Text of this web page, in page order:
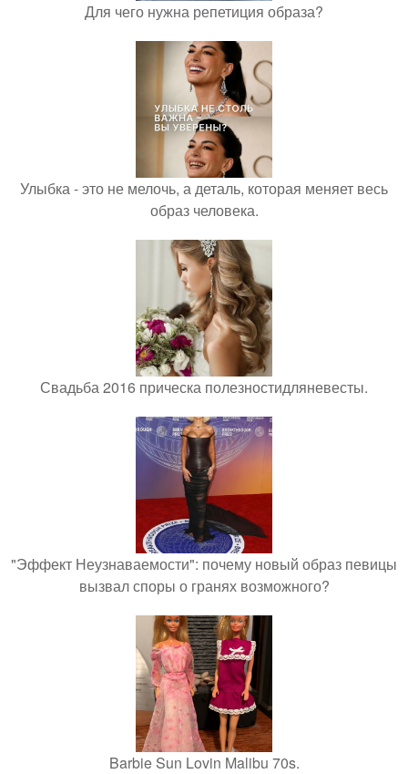
Для чего нужна репетиция образа?
Улыбка - это не мелочь, а деталь, которая меняет весь
образ человека.
Свадьба 2016 прическа полезностидляневесты.
"Эффект Неузнаваемости": почему новый образ певицы
вызвал споры о гранях возможного?
Barbie Sun Lovin Malibu 70s.